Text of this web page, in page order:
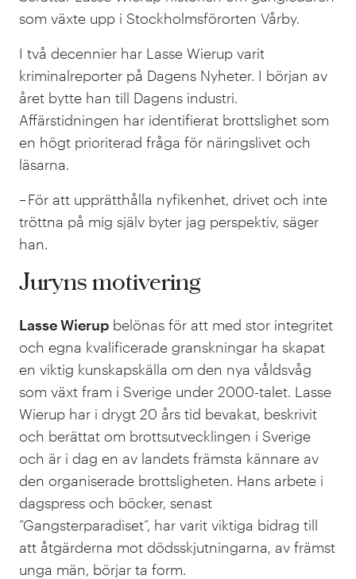
som växte upp i Stockholmsförorten Vårby.
I två decennier har Lasse Wierup varit
kriminalreporter på Dagens Nyheter. I början av
året bytte han till Dagens industri.
Affärstidningen har identifierat brottslighet som
en högt prioriterad fråga för näringslivet och
läsarna.
– För att upprätthålla nyfikenhet, drivet och inte
tröttna på mig själv byter jag perspektiv, säger
han.
Juryns motivering
Lasse Wierup belönas för att med stor integritet
och egna kvalificerade granskningar ha skapat
en viktig kunskapskälla om den nya våldsvåg
som växt fram i Sverige under 2000-talet. Lasse
Wierup har i drygt 20 års tid bevakat, beskrivit
och berättat om brottsutvecklingen i Sverige
och är i dag en av landets främsta kännare av
den organiserade brottsligheten. Hans arbete i
dagspress och böcker, senast
”Gangsterparadiset”, har varit viktiga bidrag till
att åtgärderna mot dödsskjutningarna, av främst
unga män, börjar ta form.